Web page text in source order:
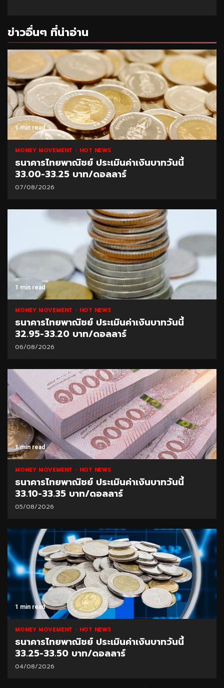
ข่าวอื่นๆ ที่น่าอ่าน
1 min read
MONEY MOVEMENT HOT NEWS
ธนาคารไทยพาณิชย์ ประเมินค่าเงินบาทวันนี้
33.00-33.25 บาท/ดอลลาร์
07/08/2026
1 min read
MONEY MOVEMENT HOT NEWS
ธนาคารไทยพาณิชย์ ประเมินค่าเงินบาทวันนี้
32.95-33.20 บาท/ดอลลาร์
06/08/2026
1 min read
MONEY MOVEMENT HOT NEWS
ธนาคารไทยพาณิชย์ ประเมินค่าเงินบาทวันนี้
33.10-33.35 บาท/ดอลลาร์
05/08/2026
1 min read
MONEY MOVEMENT HOT NEWS
ธนาคารไทยพาณิชย์ ประเมินค่าเงินบาทวันนี้
33.25-33.50 บาท/ดอลลาร์
04/08/2026